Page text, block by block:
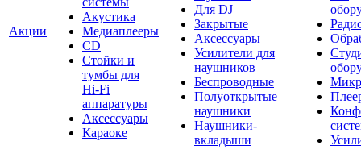
Акции
Акустика
Медиаплееры
CD
Стойки и
тумбы для
Hi-Fi
аппаратуры
Аксессуары
Караоке
Для DJ
Закрытые
Аксессуары
Усилители для
наушников
Беспроводные
Полуоткрытые
наушники
Наушники-
вкладыши